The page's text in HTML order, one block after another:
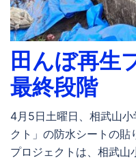
田んぼ再生
最終段階
4月5日土曜日、相武山
クト」の防水シートの
プロジェクトは、相武